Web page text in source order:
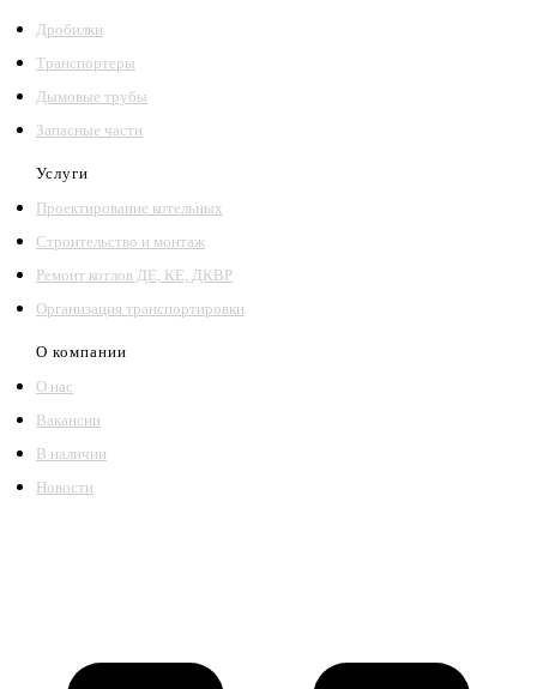
Дробилки
Транспортеры
Дымовые трубы
Запасные части
Услуги
Проектирование котельных
Строительство и монтаж
Ремонт котлов ДЕ, КЕ, ДКВР
Организация транспортировки
О компании
О нас
Вакансии
В наличии
Новости